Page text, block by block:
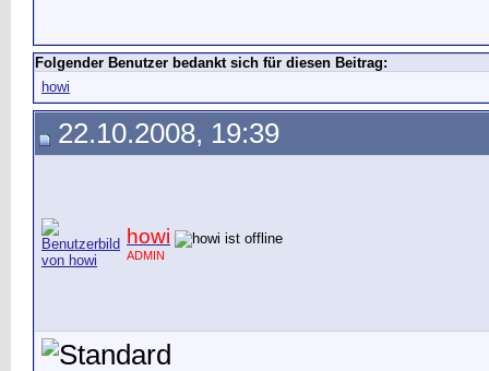
Folgender Benutzer bedankt sich für diesen Beitrag:
howi
22.10.2008, 19:39
howi
ADMIN